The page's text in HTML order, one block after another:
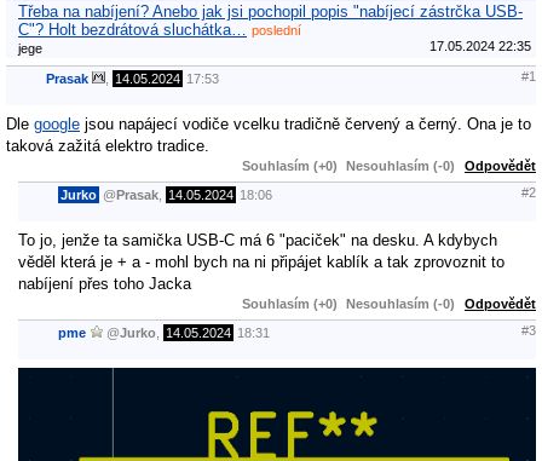
Třeba na nabíjení? Anebo jak jsi pochopil popis "nabíjecí zástrčka USB-
C"? Holt bezdrátová sluchátka…
poslední
jege
17.05.2024 22:35
Prasak 14.05.2024 17:53 #1
Dle google jsou napájecí vodiče vcelku tradičně červený a černý. Ona je to
taková zažitá elektro tradice.
Souhlasím (+0) Nesouhlasím (-0) Odpovědět
Jurko @Prasak 14.05.2024 18:06 #2
To jo, jenže ta samička USB-C má 6 "paciček" na desku. A kdybych
věděl která je + a - mohl bych na ni připájet kablík a tak zprovoznit to
nabíjení přes toho Jacka
Souhlasím (+0) Nesouhlasím (-0) Odpovědět
pme @Jurko 14.05.2024 18:31 #3